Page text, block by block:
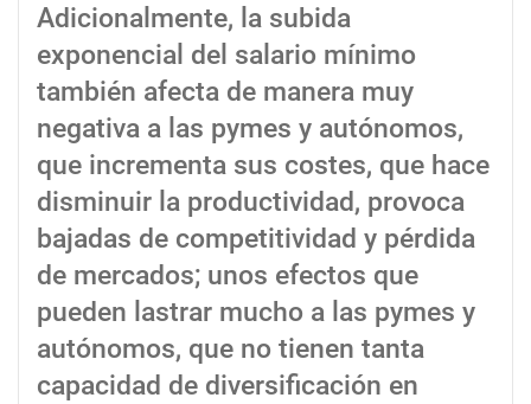
Adicionalmente, la subida
exponencial del salario mínimo
también afecta de manera muy
negativa a las pymes y autónomos,
que incrementa sus costes, que hace
disminuir la productividad, provoca
bajadas de competitividad y pérdida
de mercados; unos efectos que
pueden lastrar mucho a las pymes y
autónomos, que no tienen tanta
capacidad de diversificación en